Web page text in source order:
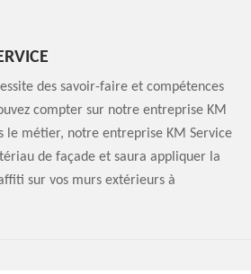
des savoir-faire et compétences
compter sur notre entreprise KM
le métier, notre entreprise KM Service
de façade et saura appliquer la
sur vos murs extérieurs à